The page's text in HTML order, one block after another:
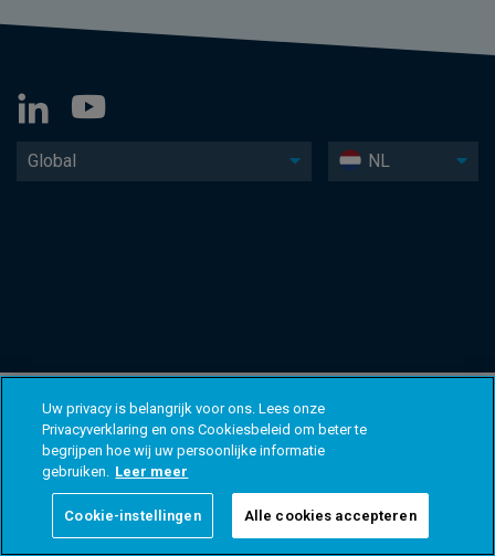
Global NL
Uw privacy is belangrijk voor ons. Lees onze
Privacyverklaring en ons Cookiesbeleid om beter te
begrijpen hoe wij uw persoonlijke informatie
gebruiken. Leer meer
Cookie-instellingen Alle cookies accepteren